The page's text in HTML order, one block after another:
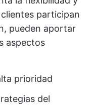
participan
pueden aportar
aspectos
prioridad
del